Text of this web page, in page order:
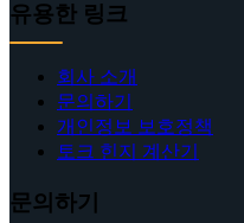
유용한 링크
회사 소개
문의하기
개인정보 보호정책
토크 힌지 계산기
문의하기